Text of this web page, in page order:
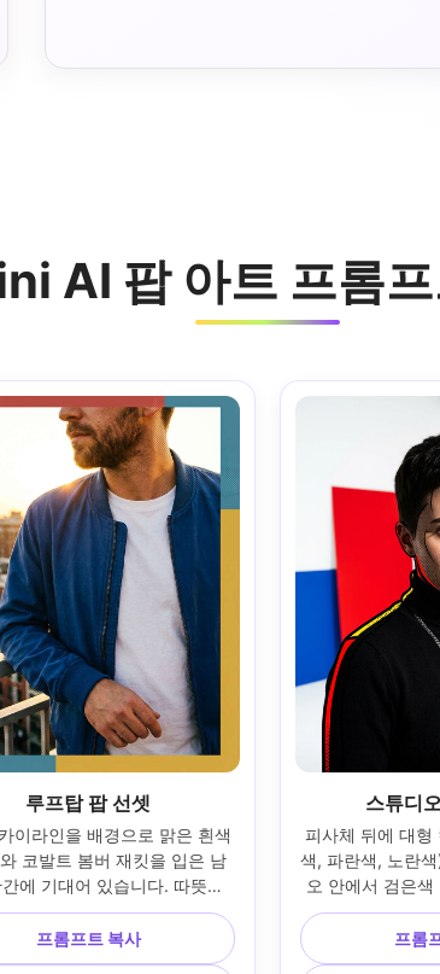
AI 팝 아트 프롬
루프탑 팝 선셋
이라인을 배경으로 맑은 흰색
코발트 봄버 재킷을 입은 남
에 기대어 있습니다. 따뜻한
트와 강렬한 대비가 있는 골든
이트; 50mm 렌즈 모습, 중간
프레임; 레드, 청록색, 머스타
프롬프트 복사
스튜디
피사체 뒤에 대형
색, 파란색, 노란
오 안에서 검은색
목걸이를 착용한
메라를 마주하고
소프트 필을 가
프롬